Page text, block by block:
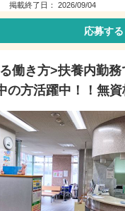
掲載終了日： 2026/09/04
応募する
働き方>扶養内勤務
の方活躍中！！無